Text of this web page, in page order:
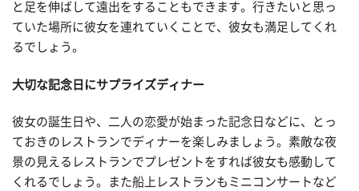
と足を伸ばして遠出をすることもできます。行きたいと思っ
ていた場所に彼女を連れていくことで、彼女も満足してくれ
るでしょう。
大切な記念日にサプライズディナー
彼女の誕生日や、二人の恋愛が始まった記念日などに、とっ
ておきのレストランでディナーを楽しみましょう。素敵な夜
景の見えるレストランでプレゼントをすれば彼女も感動して
くれるでしょう。また船上レストランもミニコンサートなど